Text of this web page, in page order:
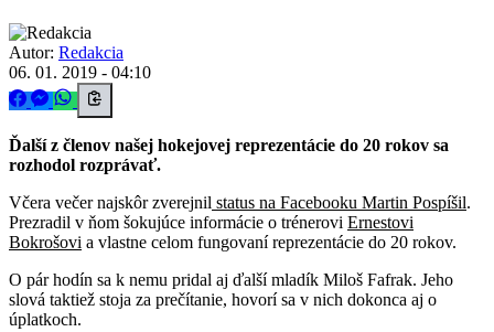
Autor: Redakcia
06. 01. 2019 - 04:10
Ďalší z členov našej hokejovej reprezentácie do 20 rokov sa
rozhodol rozprávať.
Včera večer najskôr zverejnil status na Facebooku Martin Pospíšil.
Prezradil v ňom šokujúce informácie o trénerovi Ernestovi
Bokrošovi a vlastne celom fungovaní reprezentácie do 20 rokov.
O pár hodín sa k nemu pridal aj ďalší mladík Miloš Fafrak. Jeho
slová taktiež stoja za prečítanie, hovorí sa v nich dokonca aj o
úplatkoch.